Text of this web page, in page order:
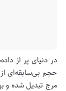
در دنیای پر از
حجم بی‌سابقه‌ای از
مرج تبدیل شده و